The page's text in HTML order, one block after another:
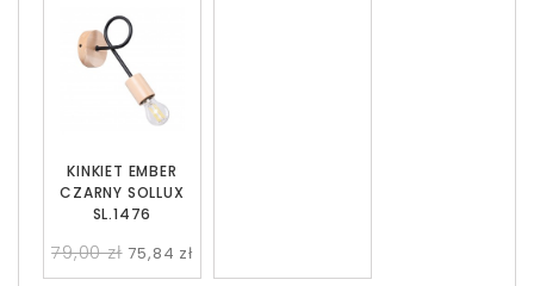
KINKIET EMBER
CZARNY SOLLUX
SL.1476
79,00 zł 75,84 zł